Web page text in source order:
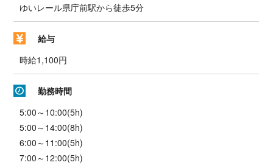
ゆいレール県庁前駅から徒歩5分
給与
時給1,100円
勤務時間
5:00～10:00(5h)
5:00～14:00(8h)
6:00～11:00(5h)
7:00～12:00(5h)